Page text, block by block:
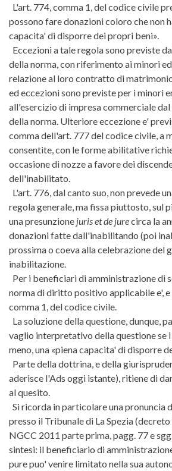
L'art. 774, comma 1, del codice civile
possono fare donazioni coloro che non
capacita' di disporre dei propri beni».
Eccezioni a tale regola sono previste
della norma, con riferimento ai minori
relazione al loro contratto di
ed eccezioni sono previste per i minori
all'esercizio di impresa commerciale
della norma. Ulteriore eccezione e'
comma dell'art. 777 del codice civile, a
consentite, con le forme abilitative
occasione di nozze a favore dei
dell'inabilitato.
L'art. 776, dal canto suo, non prevede
regola generale, ma fissa piuttosto, sul
una presunzione juris et de jurecirca la
donazioni fatte dall'inabilitando (poi
prossima o coeva alla celebrazione del
inabilitazione.
Per i beneficiari di amministrazione di
norma di diritto positivo applicabile e', e
comma 1, del codice civile.
La soluzione della questione, dunque,
vaglio interpretativo della questione se
meno, una «piena capacita' di disporre
Parte della dottrina, e della
aderisce l'Ads oggi istante), ritiene di
al quesito.
Si ricorda in particolare una pronuncia
presso il Tribunale di La Spezia
NGCC 2011 parte prima, pagg. 77 e
sintesi: il beneficiario di
pure puo' venire limitato nella sua